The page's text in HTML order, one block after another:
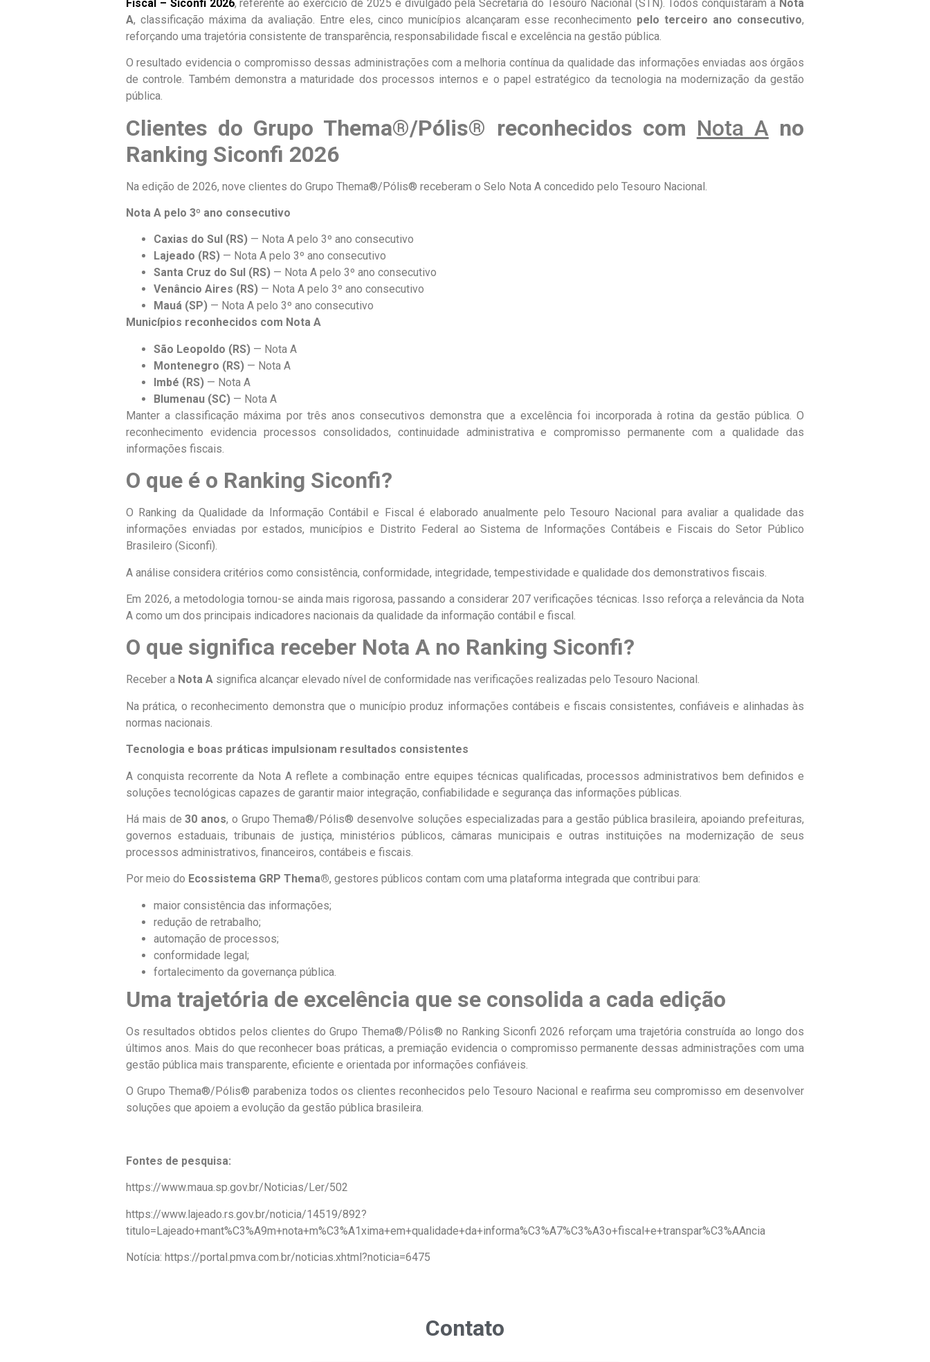
Fiscal – Siconfi 2026, referente ao exercício de 2025 e divulgado pela Secretaria do Tesouro Nacional (STN). Todos conquistaram a Nota
A, classificação máxima da avaliação. Entre eles, cinco municípios alcançaram esse reconhecimento pelo terceiro ano consecutivo,
reforçando uma trajetória consistente de transparência, responsabilidade fiscal e excelência na gestão pública.
O resultado evidencia o compromisso dessas administrações com a melhoria contínua da qualidade das informações enviadas aos órgãos
de controle. Também demonstra a maturidade dos processos internos e o papel estratégico da tecnologia na modernização da gestão
pública.
Clientes do Grupo Thema®/Pólis® reconhecidos com Nota Ano
Ranking Siconfi 2026
Na edição de 2026, nove clientes do Grupo Thema®/Pólis® receberam o Selo Nota A concedido pelo Tesouro Nacional.
Nota A pelo 3º ano consecutivo
Caxias do Sul (RS) — Nota A pelo 3º ano consecutivo
Lajeado (RS) — Nota A pelo 3º ano consecutivo
Santa Cruz do Sul (RS) — Nota A pelo 3º ano consecutivo
Venâncio Aires (RS) — Nota A pelo 3º ano consecutivo
Mauá (SP) — Nota A pelo 3º ano consecutivo
Municípios reconhecidos com Nota A
São Leopoldo (RS) — Nota A
Montenegro (RS) — Nota A
Imbé (RS) — Nota A
Blumenau (SC) — Nota A
Manter a classificação máxima por três anos consecutivos demonstra que a excelência foi incorporada à rotina da gestão pública. O
reconhecimento evidencia processos consolidados, continuidade administrativa e compromisso permanente com a qualidade das
informações fiscais.
O que é o Ranking Siconfi?
O Ranking da Qualidade da Informação Contábil e Fiscal é elaborado anualmente pelo Tesouro Nacional para avaliar a qualidade das
informações enviadas por estados, municípios e Distrito Federal ao Sistema de Informações Contábeis e Fiscais do Setor Público
Brasileiro (Siconfi).
A análise considera critérios como consistência, conformidade, integridade, tempestividade e qualidade dos demonstrativos fiscais.
Em 2026, a metodologia tornou-se ainda mais rigorosa, passando a considerar 207 verificações técnicas. Isso reforça a relevância da Nota
A como um dos principais indicadores nacionais da qualidade da informação contábil e fiscal.
O que significa receber Nota A no Ranking Siconfi?
Receber a Nota A significa alcançar elevado nível de conformidade nas verificações realizadas pelo Tesouro Nacional.
Na prática, o reconhecimento demonstra que o município produz informações contábeis e fiscais consistentes, confiáveis e alinhadas às
normas nacionais.
Tecnologia e boas práticas impulsionam resultados consistentes
A conquista recorrente da Nota A reflete a combinação entre equipes técnicas qualificadas, processos administrativos bem definidos e
soluções tecnológicas capazes de garantir maior integração, confiabilidade e segurança das informações públicas.
Há mais de30 anos, o Grupo Thema®/Pólis® desenvolve soluções especializadas para a gestão pública brasileira, apoiando prefeituras,
governos estaduais, tribunais de justiça, ministérios públicos, câmaras municipais e outras instituições na modernização de seus
processos administrativos, financeiros, contábeis e fiscais.
Por meio do Ecossistema GRP Thema®, gestores públicos contam com uma plataforma integrada que contribui para:
maior consistência das informações;
redução de retrabalho;
automação de processos;
conformidade legal;
fortalecimento da governança pública.
Uma trajetória de excelência que se consolida a cada edição
Os resultados obtidos pelos clientes do Grupo Thema®/Pólis® no Ranking Siconfi 2026 reforçam uma trajetória construída ao longo dos
últimos anos. Mais do que reconhecer boas práticas, a premiação evidencia o compromisso permanente dessas administrações com uma
gestão pública mais transparente, eficiente e orientada por informações confiáveis.
O Grupo Thema®/Pólis® parabeniza todos os clientes reconhecidos pelo Tesouro Nacional e reafirma seu compromisso em desenvolver
soluções que apoiem a evolução da gestão pública brasileira.
Fontes de pesquisa:
https://www.maua.sp.gov.br/Noticias/Ler/502
https://www.lajeado.rs.gov.br/noticia/14519/892?
titulo=Lajeado+mant%C3%A9m+nota+m%C3%A1xima+em+qualidade+da+informa%C3%A7%C3%A3o+fiscal+e+transpar%C3%AAncia
Notícia: https://portal.pmva.com.br/noticias.xhtml?noticia=6475
Contato